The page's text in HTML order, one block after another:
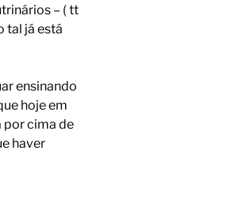
– ( tt
tal já está
ensinando
hoje em
por cima de
haver